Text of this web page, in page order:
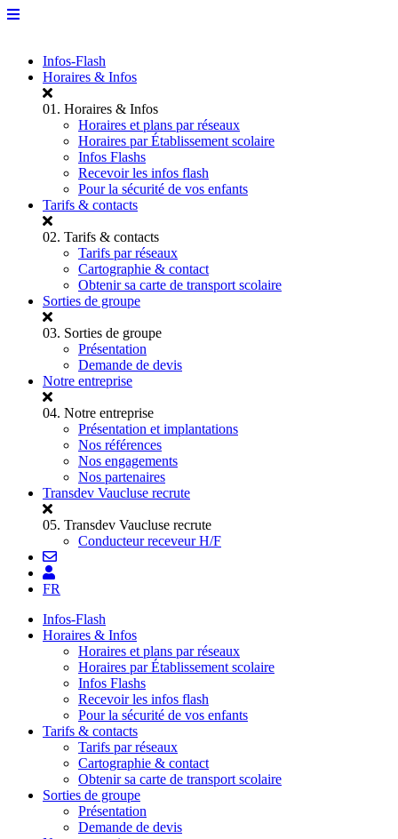
Infos-Flash
Horaires & Infos
01. Horaires & Infos
Horaires et plans par réseaux
Horaires par Établissement scolaire
Infos Flashs
Recevoir les infos flash
Pour la sécurité de vos enfants
Tarifs & contacts
02. Tarifs & contacts
Tarifs par réseaux
Cartographie & contact
Obtenir sa carte de transport scolaire
Sorties de groupe
03. Sorties de groupe
Présentation
Demande de devis
Notre entreprise
04. Notre entreprise
Présentation et implantations
Nos références
Nos engagements
Nos partenaires
Transdev Vaucluse recrute
05. Transdev Vaucluse recrute
Conducteur receveur H/F
FR
Infos-Flash
Horaires & Infos
Horaires et plans par réseaux
Horaires par Établissement scolaire
Infos Flashs
Recevoir les infos flash
Pour la sécurité de vos enfants
Tarifs & contacts
Tarifs par réseaux
Cartographie & contact
Obtenir sa carte de transport scolaire
Sorties de groupe
Présentation
Demande de devis